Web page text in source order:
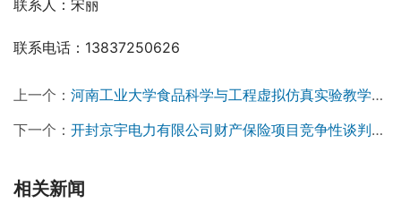
联系人：宋丽
联系电话：13837250626
上一个： 河南工业大学食品科学与工程虚拟仿真实验教学软件系统项目成交公告
下一个： 开封京宇电力有限公司财产保险项目竞争性谈判公告￼
相关新闻